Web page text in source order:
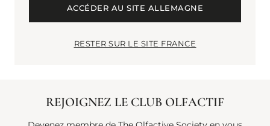
REJOIGNEZ LE CLUB OLFACTIF
ACCÉDER AU SITE ALLEMAGNE
RESTER SUR LE SITE FRANCE